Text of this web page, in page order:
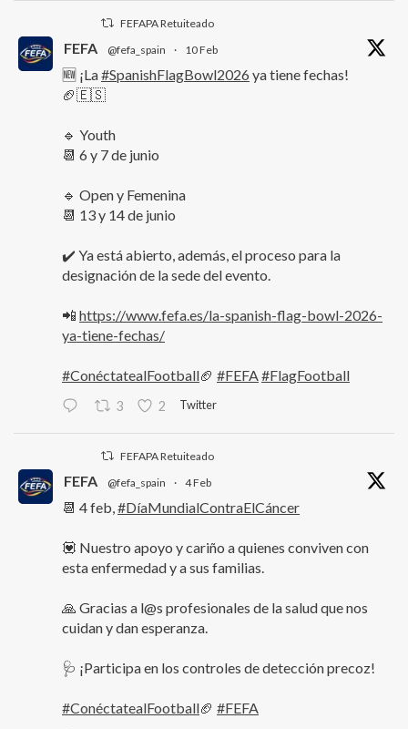
FEFAPA Retuiteado
FEFA @fefa_spain · 10 Feb
🆕 ¡La#SpanishFlagBowl2026 ya tiene fechas!
🏈🇪🇸
🔹 Youth
📆 6 y 7 de junio
🔹 Open y Femenina
📆 13 y 14 de junio
✔️ Ya está abierto, además, el proceso para la
designación de la sede del evento.
📲 https://www.fefa.es/la-spanish-flag-bowl-2026-
ya-tiene-fechas/
#ConéctatealFootball🏈 #FEFA#FlagFootball
3 2 Twitter
FEFAPA Retuiteado
FEFA @fefa_spain · 4 Feb
📆 4 feb,#DíaMundialContraElCáncer
💟 Nuestro apoyo y cariño a quienes conviven con
esta enfermedad y a sus familias.
🙏 Gracias a l@s profesionales de la salud que nos
cuidan y dan esperanza.
🩺 ¡Participa en los controles de detección precoz!
#ConéctatealFootball🏈 #FEFA